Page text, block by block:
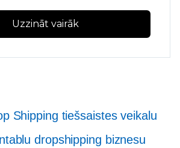
Uzzināt vairāk
Shipping tiešsaistes veikalu
dropshipping biznesu